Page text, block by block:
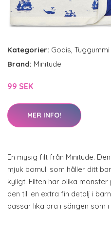
Kategorier: Godis Tuggummi
Brand: Minitude
99 SEK
MER INFO!
En mysig filt från Minitude.
mjuk bomull som håller ditt
kyligt. Filten har olika
den till en extra fin detalj i
passar lika bra i sängen som i